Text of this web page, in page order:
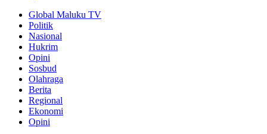
Global Maluku TV
Politik
Nasional
Hukrim
Opini
Sosbud
Olahraga
Berita
Regional
Ekonomi
Opini